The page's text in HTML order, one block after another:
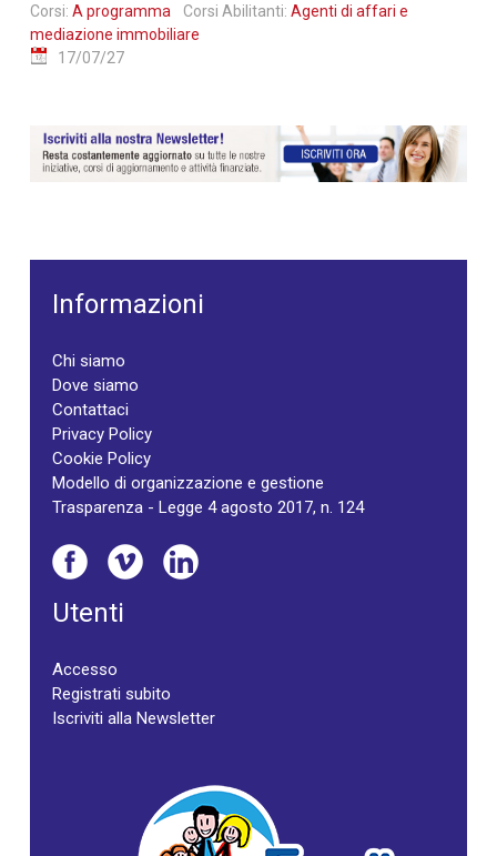
Corsi: A programma Corsi Abilitanti: Agenti di affari e
mediazione immobiliare
17/07/27
Informazioni
Chi siamo
Dove siamo
Contattaci
Privacy Policy
Cookie Policy
Modello di organizzazione e gestione
Trasparenza - Legge 4 agosto 2017, n. 124
Utenti
Accesso
Registrati subito
Iscriviti alla Newsletter